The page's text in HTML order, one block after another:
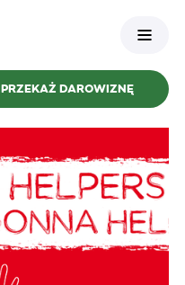
PRZEKAŻ DAROWIZNĘ